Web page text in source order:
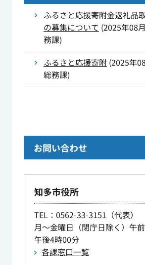
ふるさと応援寄附金返礼品
の募集について (2025年08
務課)
ふるさと応援寄附(2025年
総務課)
お問い合わせ
知多市役所
TEL：0562-33-3151（代表）
月～金曜日（閉庁日除く）午
午後4時00分
各課窓口一覧